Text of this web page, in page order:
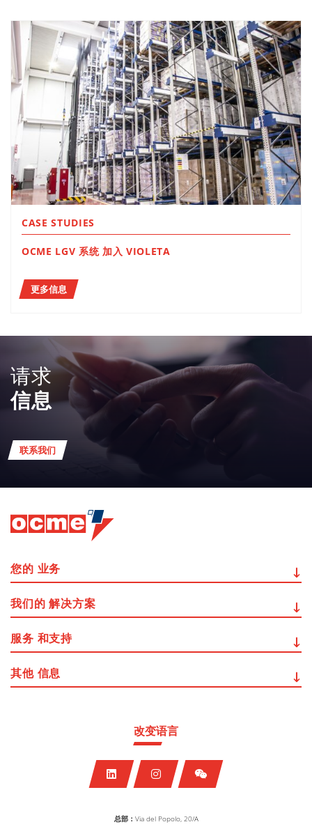
CASE STUDIES
OCME LGV 系统 加入 VIOLETA
更多信息
请求
信息
联系我们
总部： Via del Popolo, 20/A
改变语言
您的 业务
我们的 解决方案
服务 和支持
其他 信息